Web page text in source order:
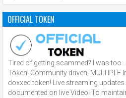
OFFICIAL TOKEN
Tired of getting scammed? I was too…
Token. Community driven, MULTIPLE
doxxed token! Live streaming
documented on live Video! To